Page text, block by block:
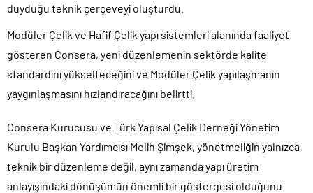
duyduğu teknik çerçeveyi oluşturdu.
Modüler Çelik ve Hafif Çelik yapı sistemleri alanında faaliyet
gösteren Consera, yeni düzenlemenin sektörde kalite
standardını yükselteceğini ve Modüler Çelik yapılaşmanın
yaygınlaşmasını hızlandıracağını belirtti.
Consera Kurucusu ve Türk Yapısal Çelik Derneği Yönetim
Kurulu Başkan Yardımcısı Melih Şimşek, yönetmeliğin yalnızca
teknik bir düzenleme değil, aynı zamanda yapı üretim
anlayışındaki dönüşümün önemli bir göstergesi olduğunu